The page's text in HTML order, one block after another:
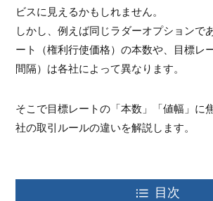
ビスに見えるかもしれません。
しかし、例えば同じラダーオプションで
ート（権利行使価格）の本数や、目標レ
間隔）は各社によって異なります。
そこで目標レートの「本数」「値幅」に
社の取引ルールの違いを解説します。
目次